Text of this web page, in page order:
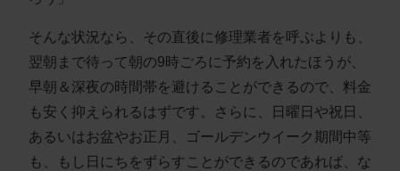
そんな状況なら、その直後に修理業者を呼ぶよりも、
翌朝まで待って朝の9時ごろに予約を入れたほうが、
早朝＆深夜の時間帯を避けることができるので、料金
も安く抑えられるはずです。さらに、日曜日や祝日、
あるいはお盆やお正月、ゴールデンウイーク期間中等
も、もし日にちをずらすことができるのであれば、な